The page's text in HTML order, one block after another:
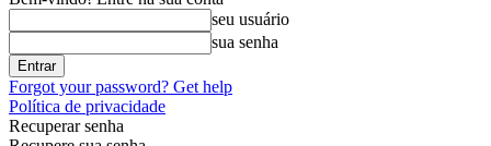
seu usuário
sua senha
Forgot your password? Get help
Política de privacidade
Recuperar senha